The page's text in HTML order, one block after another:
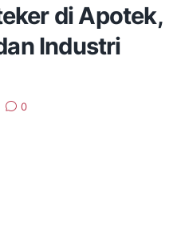
di Apotek,
Industri
0